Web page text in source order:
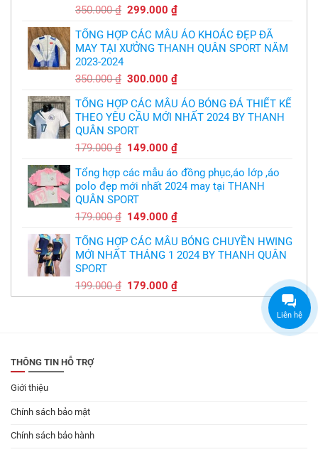
chát
bầy
quỷ
nhỏ
,thiết
free
350.000₫ Giá
là:
350.000 ₫.
299.000₫Giá
tại
là:
TỔNG HỢP CÁC MẪU ÁO KHOÁC ĐẸP ĐÃ
MAY TẠI XƯỞNG THANH QUÂN SPORT NĂM
2023-2024
350.000₫ Giá
là:
350.000 ₫.
300.000₫Giá
tại
là:
TỔNG HỢP CÁC MẪU ÁO BÓNG ĐÁ THIẾT KẾ
THEO YÊU CẦU MỚI NHẤT 2024 BY THANH
QUÂN SPORT
179.000₫ Giá
là:
179.000 ₫.
149.000₫Giá
tại
là:
Tổng hợp các mẫu áo đồng phục,áo lớp ,áo
polo đẹp mới nhất 2024 may tại THANH
QUÂN SPORT
179.000₫ Giá
là:
179.000 ₫.
149.000₫Giá
tại
là:
TỔNG HỢP CÁC MẪU BÓNG CHUYỀN HWING
MỚI NHẤT THÁNG 1 2024 BY THANH QUÂN
SPORT
199.000₫ Giá
gốc
179.000₫Giá
hiện
THÔNG TIN HỖ TRỢ
Giới thiệu
Chính sách bảo mật
Chính sách bảo hành
Liên hệ